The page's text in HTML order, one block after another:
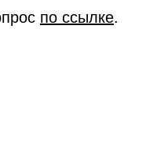
по ссылке.